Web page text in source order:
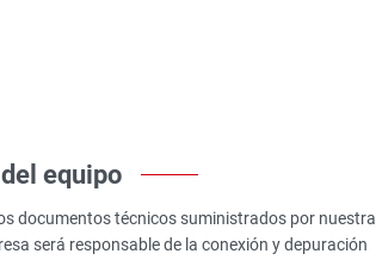
equipo
documentos técnicos suministrados por nuestra
será responsable de la conexión y depuración